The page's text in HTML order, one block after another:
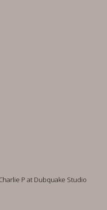
P at Dubquake Studio